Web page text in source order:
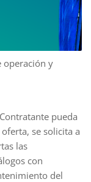
operación y
pueda
se solicita a
las
con
del